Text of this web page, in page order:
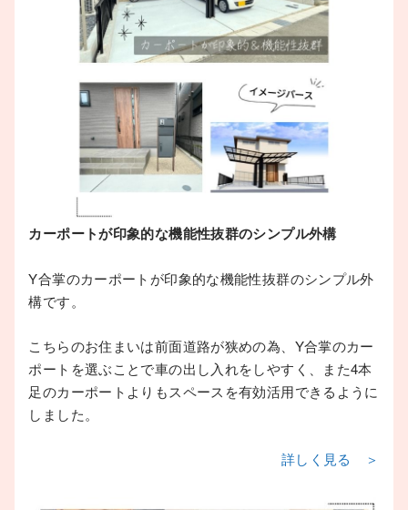
カーポートが印象的な機能性抜群のシンプル外構
Y合掌のカーポートが印象的な機能性抜群のシンプル外
構です。
こちらのお住まいは前面道路が狭めの為、Y合掌のカー
ポートを選ぶことで車の出し入れをしやすく、また4本
足のカーポートよりもスペースを有効活用できるように
しました。
詳しく見る ＞